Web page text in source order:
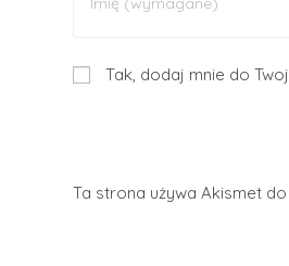
Tak, dodaj mnie do
Ta strona używa Akismet